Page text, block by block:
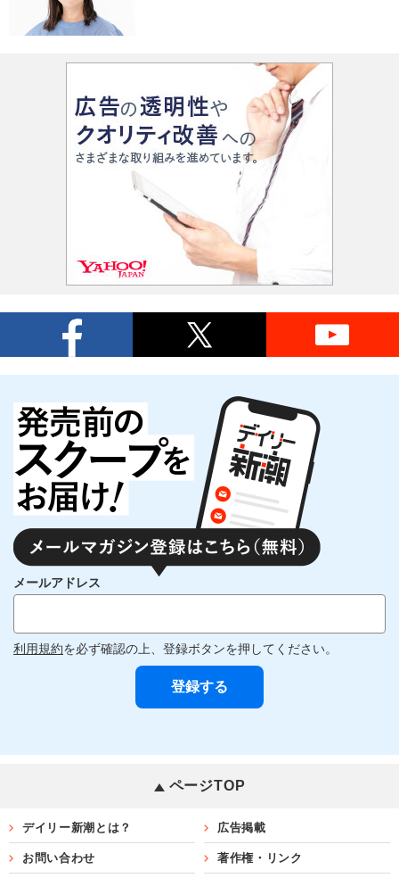
メールアドレス
利用規約を必ず確認の上、登録ボタンを押してください。
ページTOP
デイリー新潮とは？ 広告掲載
お問い合わせ 著作権・リンク